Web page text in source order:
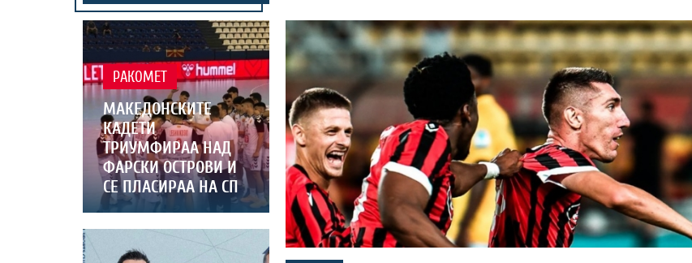
РАКОМЕТ
МАКЕДОНСКИТЕ
КАДЕТИ
ТРИУМФИРАА НАД
ФАРСКИ ОСТРОВИ И
СЕ ПЛАСИРАА НА СП